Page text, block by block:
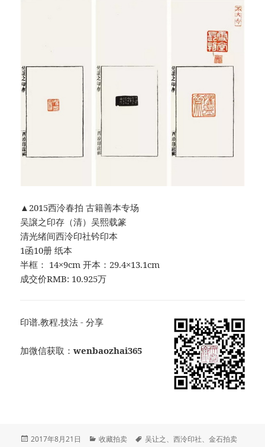
▲2015西泠春拍 古籍善本专场
吴譲之印存（清）吴熙载篆
清光绪间西泠印社钤印本
1函10册 纸本
半框： 14×9cm 开本：29.4×13.1cm
成交价RMB: 10.925万
印谱.教程.技法 - 分享
加微信获取：wenbaozhai365
发
2017年8月21日
分
收藏拍卖
标
吴让之、西泠印社、金石拍卖